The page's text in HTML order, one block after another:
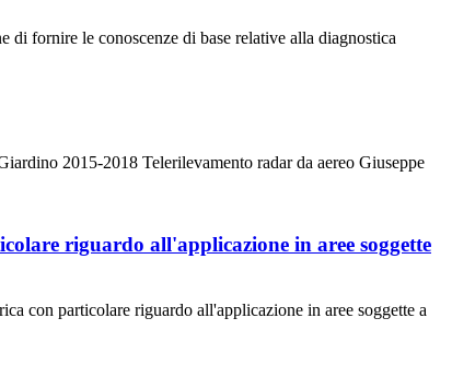
fornire le conoscenze di base relative alla diagnostica
2015-2018 Telerilevamento radar da aereo Giuseppe
riguardo all'applicazione in aree soggette
con particolare riguardo all'applicazione in aree soggette a